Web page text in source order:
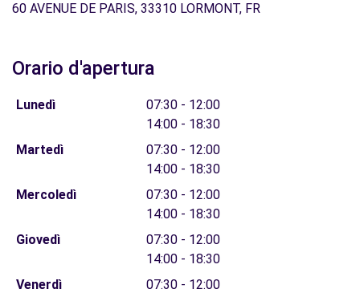
60 AVENUE DE PARIS, 33310 LORMONT, FR
Orario d'apertura
Lunedì
07:30 - 12:00
14:00 - 18:30
Martedì
07:30 - 12:00
14:00 - 18:30
Mercoledì
07:30 - 12:00
14:00 - 18:30
Giovedì
07:30 - 12:00
14:00 - 18:30
Venerdì
07:30 - 12:00